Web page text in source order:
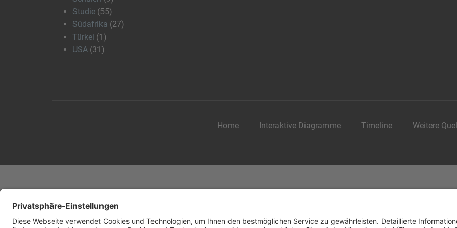
Studie (55)
Südafrika (27)
Türkei (1)
USA (31)
Home Interaktive Diagramme Timeline Weitere